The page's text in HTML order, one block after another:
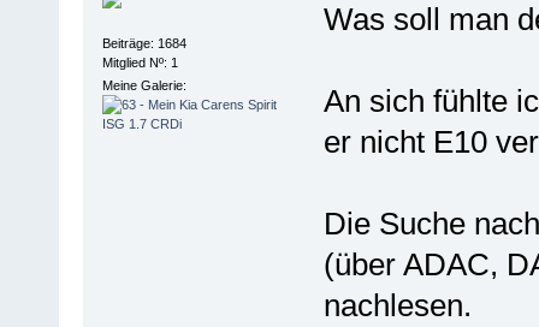
Beiträge: 1684
Mitglied Nº: 1
Meine Galerie:
Was soll man
An sich fühlte
er nicht E10
Die Suche
(über ADAC,
nachlesen.